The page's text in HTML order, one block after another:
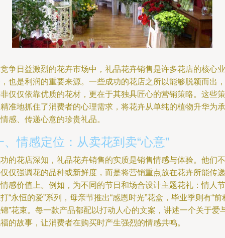
争日益激烈的花卉市场中，礼品花卉销售是许多花店的核心业
也是利润的重要来源。一些成功的花店之所以能够脱颖而出，
仅仅依靠优质的花材，更在于其独具匠心的营销策略。这些策
准地抓住了消费者的心理需求，将花卉从单纯的植物升华为承
感、传递心意的珍贵礼品。
、情感定位：从卖花到卖“心意”
的花店深知，礼品花卉销售的实质是销售情感与体验。他们不
仅强调花的品种或新鲜度，而是将营销重点放在花卉所能传递
感价值上。例如，为不同的节日和场合设计主题花礼：情人节
“永恒的爱”系列，母亲节推出“感恩时光”花盒，毕业季则有“前
”花束。每一款产品都配以打动人心的文案，讲述一个关于爱
的故事，让消费者在购买时产生强烈的情感共鸣。